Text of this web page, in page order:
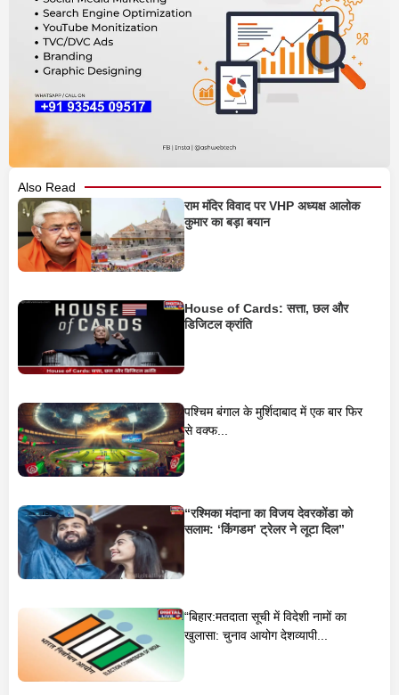
Also Read
राम मंदिर विवाद पर VHP अध्यक्ष आलोक
कुमार का बड़ा बयान
House of Cards: सत्ता, छल और
डिजिटल क्रांति
पश्चिम बंगाल के मुर्शिदाबाद में एक बार फिर
से वक्फ...
“रश्मिका मंदाना का विजय देवरकोंडा को
सलाम: ‘किंगडम’ ट्रेलर ने लूटा दिल”
“बिहार:मतदाता सूची में विदेशी नामों का
खुलासा: चुनाव आयोग देशव्यापी...